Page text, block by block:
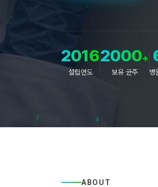
2016
설립연도
2000+
보유 균주 병
ABOUT